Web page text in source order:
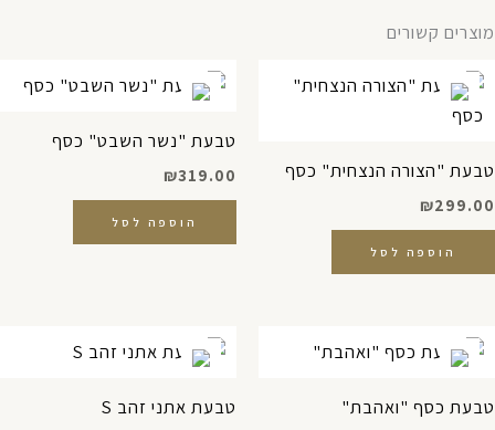
מוצרים קשורים
טבעת "הצורה הנצחית" כסף
₪299.00
הוספה לסל
טבעת "נשר השבט" כסף
₪319.00
הוספה לסל
טבעת כסף "ואהבת" טבעת אתני זהב S